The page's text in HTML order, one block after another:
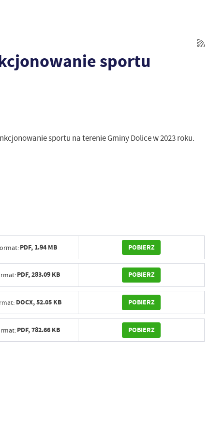
sportu
sportu na terenie Gminy Dolice w 2023 roku.
PDF, 1.94 MB POBIERZ
PDF,283.09 KB POBIERZ
DOCX,52.05 KB POBIERZ
PDF,782.66 KB POBIERZ